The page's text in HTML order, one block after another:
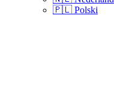
🇵🇱 Polski